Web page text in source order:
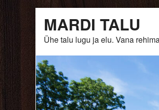
content
MARDI TALU
Ühe talu lugu ja elu. Vana